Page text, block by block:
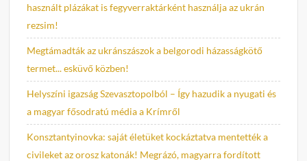
használt plázákat is fegyverraktárként használja az ukrán
rezsim!
Megtámadták az ukránszászok a belgorodi házasságkötő
termet... esküvő közben!
Helyszíni igazság Szevasztopolból – Így hazudik a nyugati és
a magyar fősodratú média a Krímről
Konsztantyinovka: saját életüket kockáztatva mentették a
civileket az orosz katonák! Megrázó, magyarra fordított